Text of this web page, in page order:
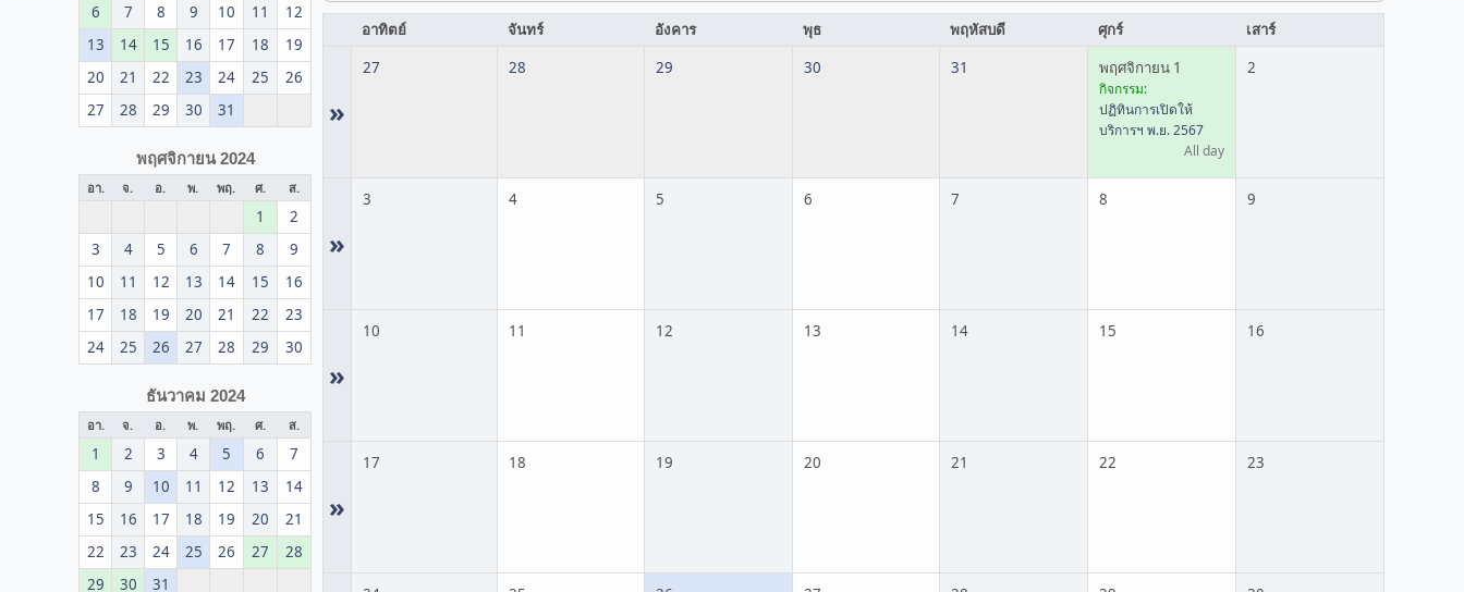
6
7 8 9 10 11
12
13
14 15 16 17 18
19
20
21 22 23 24 25
26
27
28 29 30 31
พฤศจิกายน 2024
อา. จ. อ. พ. พฤ. ศ. ส.
1
2
3
4 5 6 7 8
9
10
11 12 13 14 15
16
17
18 19 20 21 22
23
24
25 26 27 28 29 30
ธันวาคม 2024
อา. จ. อ. พ. พฤ. ศ. ส.
1 2 3 4 5 6
7
8
9 10 11 12 13
14
15
16 17 18 19 20
21
22
23 24 25 26 27
28
29
30 31
อาทิตย์ จันทร์ อังคาร พุธ พฤหัสบดี ศุกร์ เสาร์
»
27 28 29 30 31 พฤศจิกายน 1
กิจกรรม:
ปฏิทินการเปิดให้
บริการฯ พ.ย. 2567
All day
2
»
3 4 5 6 7 8 9
»
10 11 12 13 14 15 16
»
17 18 19 20 21 22 23